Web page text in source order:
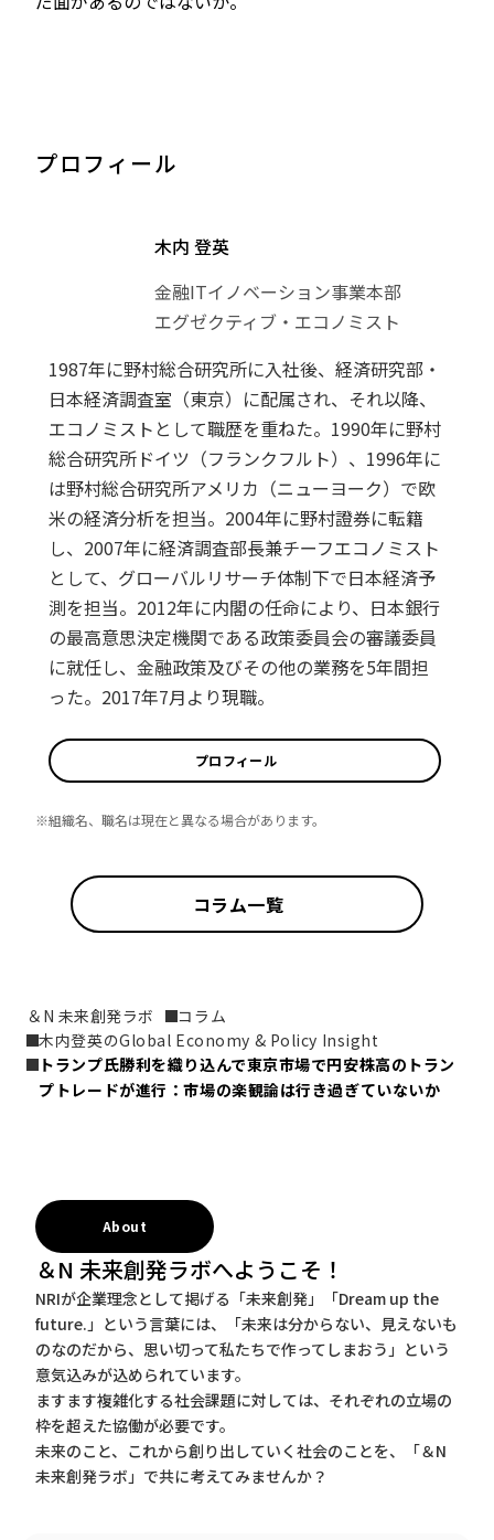
プロフィール
木内 登英
金融ITイノベーション事業本部
エグゼクティブ・エコノミスト
1987年に野村総合研究所に入社後、経済研究部・
日本経済調査室（東京）に配属され、それ以降、
エコノミストとして職歴を重ねた。1990年に野村
総合研究所ドイツ（フランクフルト）、1996年に
は野村総合研究所アメリカ（ニューヨーク）で欧
米の経済分析を担当。2004年に野村證券に転籍
し、2007年に経済調査部長兼チーフエコノミスト
として、グローバルリサーチ体制下で日本経済予
測を担当。2012年に内閣の任命により、日本銀行
の最高意思決定機関である政策委員会の審議委員
に就任し、金融政策及びその他の業務を5年間担
った。2017年7月より現職。
プロフィール
※組織名、職名は現在と異なる場合があります。
コラム一覧
＆N 未来創発ラボ
コラム
木内登英のGlobal Economy & Policy Insight
トランプ氏勝利を織り込んで東京市場で円安株高のトラン
プトレードが進行：市場の楽観論は行き過ぎていないか
About
＆N 未来創発ラボへようこそ！
NRIが企業理念として掲げる「未来創発」「Dream up the
future.」という言葉には、「未来は分からない、見えないも
のなのだから、思い切って私たちで作ってしまおう」という
意気込みが込められています。
ますます複雑化する社会課題に対しては、それぞれの立場の
枠を超えた協働が必要です。
未来のこと、これから創り出していく社会のことを、「＆N
未来創発ラボ」で共に考えてみませんか？